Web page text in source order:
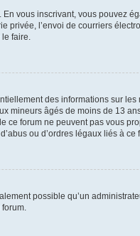
vous inscrivant, vous pouvez
privée, l’envoi de courriers
faire.
des informations sur
mineurs âgés de moins de 13
forum ne peuvent pas vous
ou d’ordres légaux liés à ce
possible qu’un